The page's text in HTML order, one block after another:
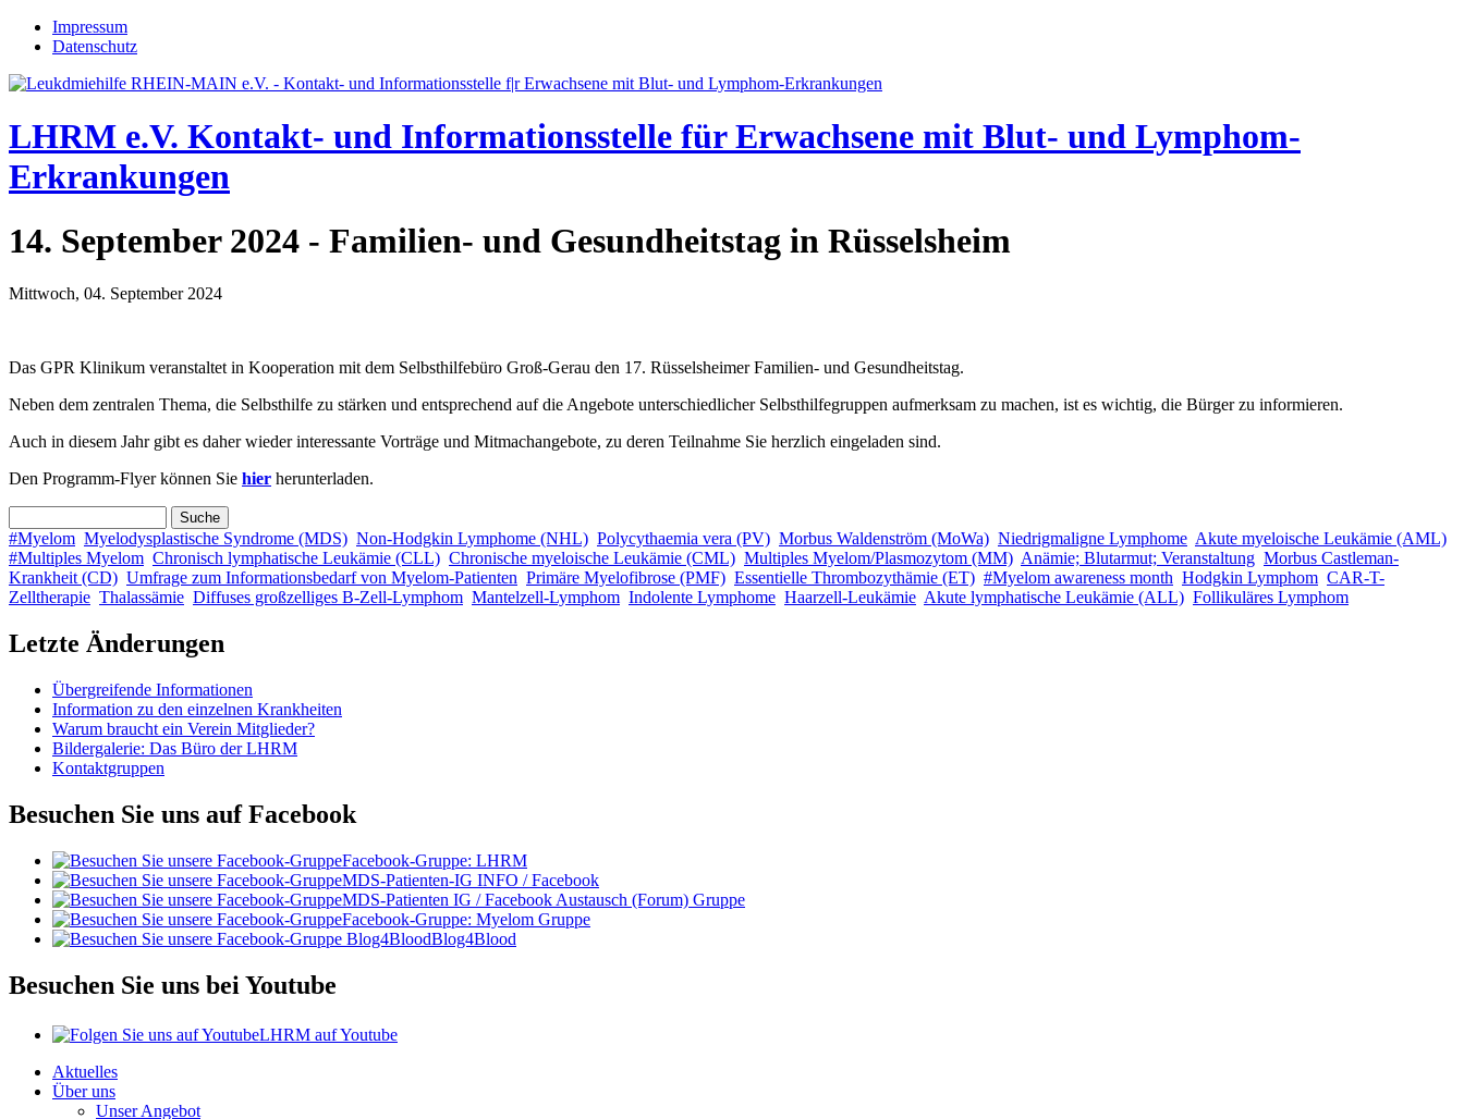
Jump to navigation
Impressum
Datenschutz
LHRM e.V. Kontakt- und Informationsstelle für Erwachsene mit Blut- und Lymphom-
Erkrankungen
14. September 2024 - Familien- und Gesundheitstag in Rüsselsheim
Mittwoch, 04. September 2024
Das GPR Klinikum veranstaltet in Kooperation mit dem Selbsthilfebüro Groß-Gerau den 17. Rüsselsheimer Familien- und Gesundheitstag.
Neben dem zentralen Thema, die Selbsthilfe zu stärken und entsprechend auf die Angebote unterschiedlicher Selbsthilfegruppen aufmerksam zu machen, ist es wichtig, die Bürger zu informieren.
Auch in diesem Jahr gibt es daher wieder interessante Vorträge und Mitmachangebote, zu deren Teilnahme Sie herzlich eingeladen sind.
Den Programm-Flyer können Sie hier herunterladen.
Suchformular
#Myelom Myelodysplastische Syndrome (MDS) Non-Hodgkin Lymphome (NHL) Polycythaemia vera (PV) Morbus Waldenström (MoWa) Niedrigmaligne Lymphome Akute myeloische Leukämie (AML)
#Multiples Myelom Chronisch lymphatische Leukämie (CLL) Chronische myeloische Leukämie (CML) Multiples Myelom/Plasmozytom (MM) Anämie; Blutarmut; Veranstaltung Morbus Castleman-
Krankheit (CD) Umfrage zum Informationsbedarf von Myelom-Patienten Primäre Myelofibrose (PMF) Essentielle Thrombozythämie (ET) #Myelom awareness month Hodgkin Lymphom CAR-T-
Zelltherapie Thalassämie Diffuses großzelliges B-Zell-Lymphom Mantelzell-Lymphom Indolente Lymphome Haarzell-Leukämie Akute lymphatische Leukämie (ALL) Follikuläres Lymphom
Letzte Änderungen
Übergreifende Informationen
Information zu den einzelnen Krankheiten
Warum braucht ein Verein Mitglieder?
Bildergalerie: Das Büro der LHRM
Kontaktgruppen
Besuchen Sie uns auf Facebook
Facebook-Gruppe: LHRM
MDS-Patienten-IG INFO / Facebook
MDS-Patienten IG / Facebook Austausch (Forum) Gruppe
Facebook-Gruppe: Myelom Gruppe
Blog4Blood
Besuchen Sie uns bei Youtube
LHRM auf Youtube
Aktuelles
Über uns
Unser Angebot